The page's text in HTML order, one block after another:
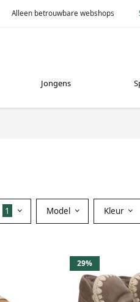
Alleen betrouwbare webshops
Jongens
1 Model Kleur
29%